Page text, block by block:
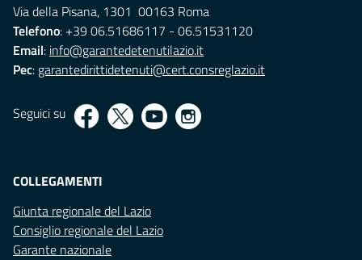
Via della Pisana, 1301 00163 Roma
Telefono: +39 06.51686117 - 06.51531120
Email: info@garantedetenutilazio.it
Pec: garantedirittidetenuti@cert.consreglazio.it
Seguici su
COLLEGAMENTI
Giunta regionale del Lazio
Consiglio regionale del Lazio
Garante nazionale